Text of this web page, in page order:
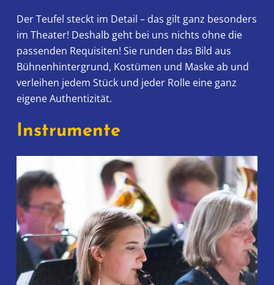
Der Teufel steckt im Detail – das gilt ganz besonders
im Theater! Deshalb geht bei uns nichts ohne die
passenden Requisiten! Sie runden das Bild aus
Bühnenhintergrund, Kostümen und Maske ab und
verleihen jedem Stück und jeder Rolle eine ganz
eigene Authentizität.
Instrumente